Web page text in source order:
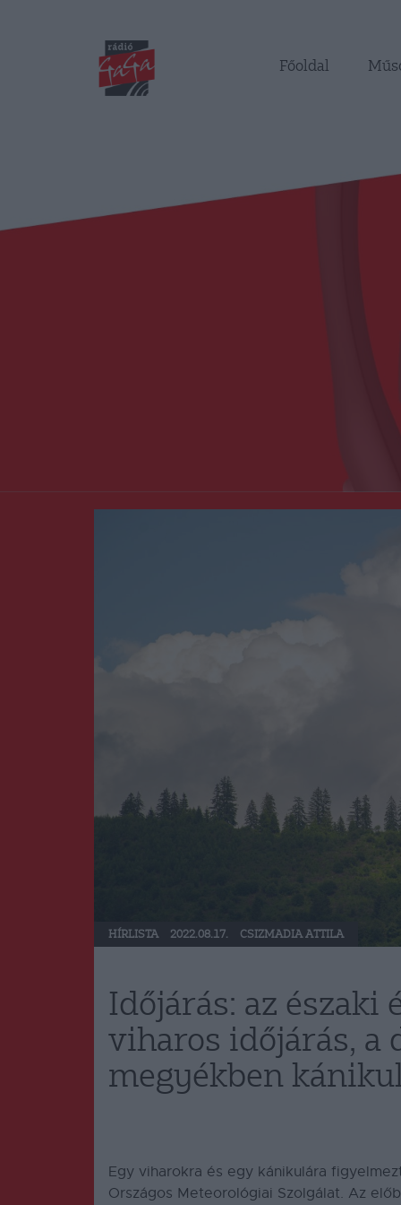
Főoldal
HÍRLISTA 2022.08.17. CSIZMADIA ATTILA
Időjárás: az északi
viharos időjárás, a
megyékben
Egy viharokra és egy kánikulára
Országos Meteorológiai Szolgálat. Az